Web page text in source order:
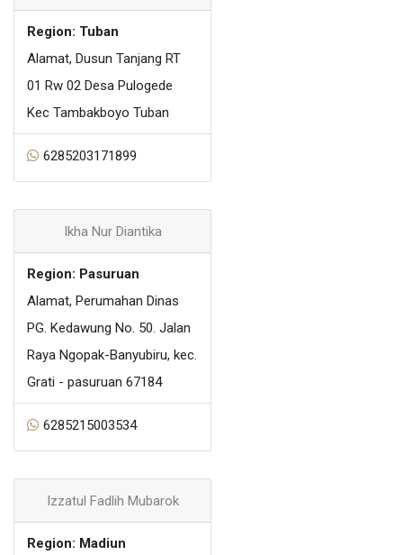
Region: Tuban
Alamat, Dusun Tanjang RT
01 Rw 02 Desa Pulogede
Kec Tambakboyo Tuban
6285203171899
Ikha Nur Diantika
Region: Pasuruan
Alamat, Perumahan Dinas
PG. Kedawung No. 50. Jalan
Raya Ngopak-Banyubiru, kec.
Grati - pasuruan 67184
6285215003534
Izzatul Fadlih Mubarok
Region: Madiun